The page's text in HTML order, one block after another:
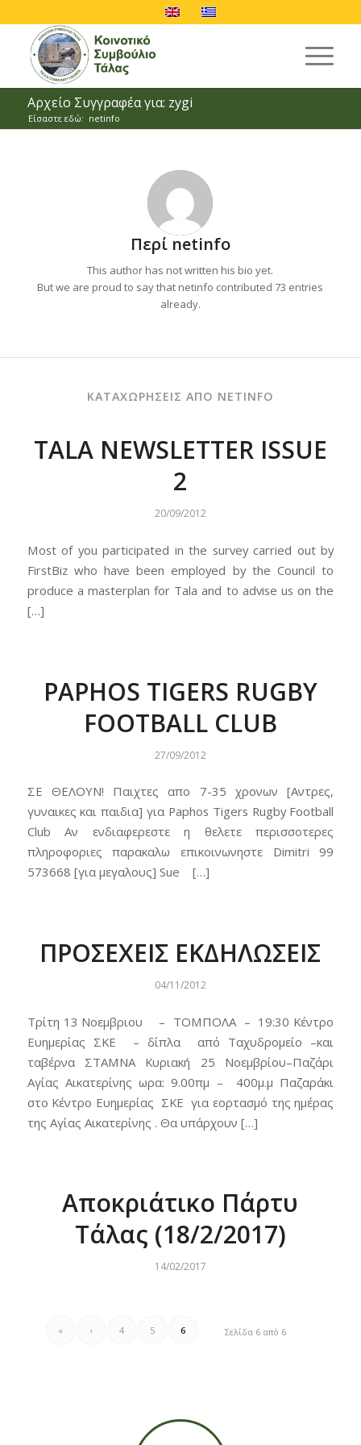
Αρχείο Συγγραφέα για: zygi
Είσαστε εδώ: netinfo
Περί netinfo
This author has not written his bio yet.
But we are proud to say that netinfo contributed 73 entries
already.
ΚΑΤΑΧΩΡΗΣΕΙΣ ΑΠΟ NETINFO
TALA NEWSLETTER ISSUE
2
20/09/2012
Most of you participated in the survey carried out by
FirstBiz who have been employed by the Council to
produce a masterplan for Tala and to advise us on the
[…]
PAPHOS TIGERS RUGBY
FOOTBALL CLUB
27/09/2012
ΣΕ ΘΕΛΟΥΝ! Παιχτες απο 7-35 χρονων [Αντρες,
γυναικες και παιδια] για Paphos Tigers Rugby Football
Club Αν ενδιαφερεστε η θελετε περισσοτερες
πληροφοριες παρακαλω επικοινωνηστε Dimitri 99
573668 [για μεγαλους] Sue […]
ΠΡΟΣΕΧΕΙΣ ΕΚΔΗΛΩΣΕΙΣ
04/11/2012
Τρίτη 13 Noεμβριου – ΤΟΜΠΟΛΑ – 19:30 Κέντρο
Ευημερίας ΣΚΕ – δίπλα από Ταχυδρομείο –και
ταβέρνα ΣΤΑΜΝΑ Κυριακή 25 Νοεμβρίου–Παζάρι
Αγίας Αικατερίνης ωρα: 9.00πμ – 400μ.μ Παζαράκι
στο Κέντρο Ευημερίας ΣΚΕ για εορτασμό της ημέρας
της Αγίας Αικατερίνης . Θα υπάρχουν […]
Αποκριάτικο Πάρτυ
Τάλας (18/2/2017)
14/02/2017
Σελίδα 6 από 6
« ‹ 4 5 6